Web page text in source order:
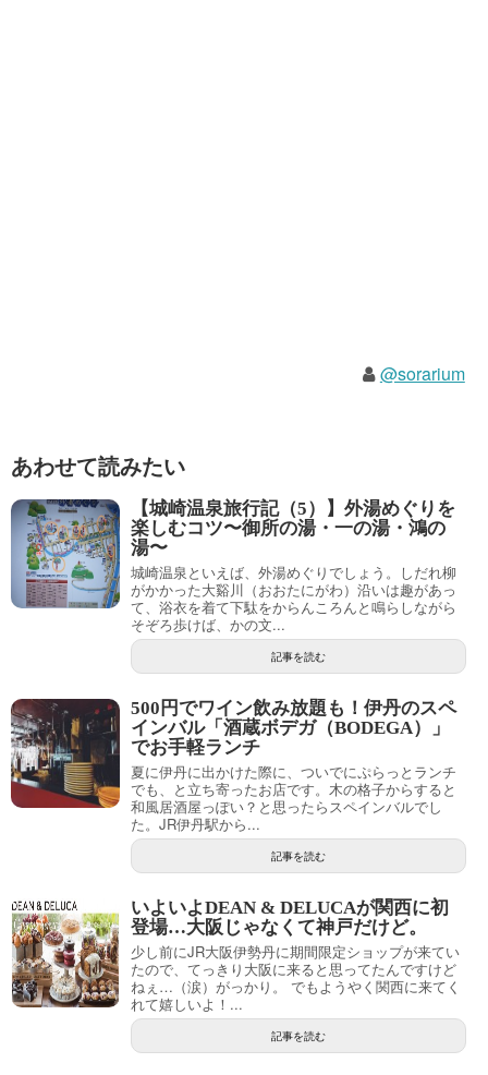
@sorarium
あわせて読みたい
【城崎温泉旅行記（5）】外湯めぐりを
楽しむコツ〜御所の湯・一の湯・鴻の
湯〜
城崎温泉といえば、外湯めぐりでしょう。しだれ柳
がかかった大谿川（おおたにがわ）沿いは趣があっ
て、浴衣を着て下駄をからんころんと鳴らしながら
そぞろ歩けば、かの文...
記事を読む
500円でワイン飲み放題も！伊丹のスペ
インバル「酒蔵ボデガ（BODEGA）」
でお手軽ランチ
夏に伊丹に出かけた際に、ついでにぷらっとランチ
でも、と立ち寄ったお店です。木の格子からすると
和風居酒屋っぽい？と思ったらスペインバルでし
た。JR伊丹駅から...
記事を読む
いよいよDEAN & DELUCAが関西に初
登場…大阪じゃなくて神戸だけど。
少し前にJR大阪伊勢丹に期間限定ショップが来てい
たので、てっきり大阪に来ると思ってたんですけど
ねぇ…（涙）がっかり。 でもようやく関西に来てく
れて嬉しいよ！...
記事を読む